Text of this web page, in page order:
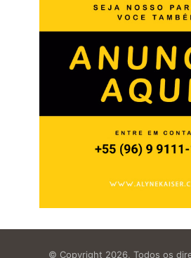
© Copyright 2026, Todos os